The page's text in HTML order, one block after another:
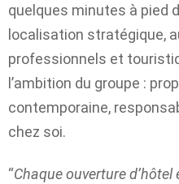
quelques minutes à pied
localisation stratégique,
professionnels et
l’ambition du groupe :
contemporaine,
chez soi.
“Chaque ouverture